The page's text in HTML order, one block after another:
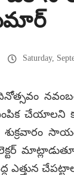
Saturday,
చేయాలని
ఎత్తున